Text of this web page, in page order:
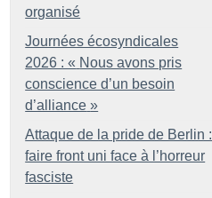
organisé
Journées écosyndicales
2026 : « Nous avons pris
conscience d’un besoin
d’alliance »
Attaque de la pride de Berlin :
faire front uni face à l’horreur
fasciste